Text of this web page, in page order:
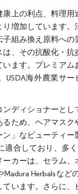
上の利点、料理
増加しています
組み換え原料へ
、その抗酸化・
ます。プレミア
USDA海外農業サ
ディショナーと
るため、ヘアマス
」なビューティ
適合しており、多
カーは、セラム
Madura Herbalsな
います。さらに